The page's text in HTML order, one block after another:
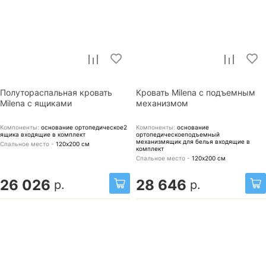
Полутораспальная кровать
Milena с ящиками
Компоненты: основание ортопедическое2
ящика входящие в комплект
Спальное место - 120х200 см
26 026 р.
Кровать Milena с подъемным
механизмом
Компоненты: основание
ортопедическоеподъемный
механизмящик для белья входящие в
комплект
Спальное место - 120х200 см
28 646 р.